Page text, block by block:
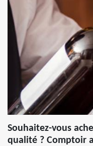
Souhaitez-vous
qualité ? Comptoir